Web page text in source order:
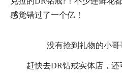
感觉错过了一个亿！
没有抢到礼物的小
赶快去DR钻戒实体店，还